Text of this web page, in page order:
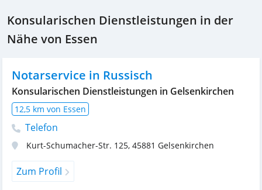
Konsularischen Dienstleistungen in der
Nähe von Essen
Notarservice in Russisch
Konsularischen Dienstleistungen in Gelsenkirchen
12,5 km von Essen
Telefon
Kurt-Schumacher-Str. 125, 45881 Gelsenkirchen
Zum Profil